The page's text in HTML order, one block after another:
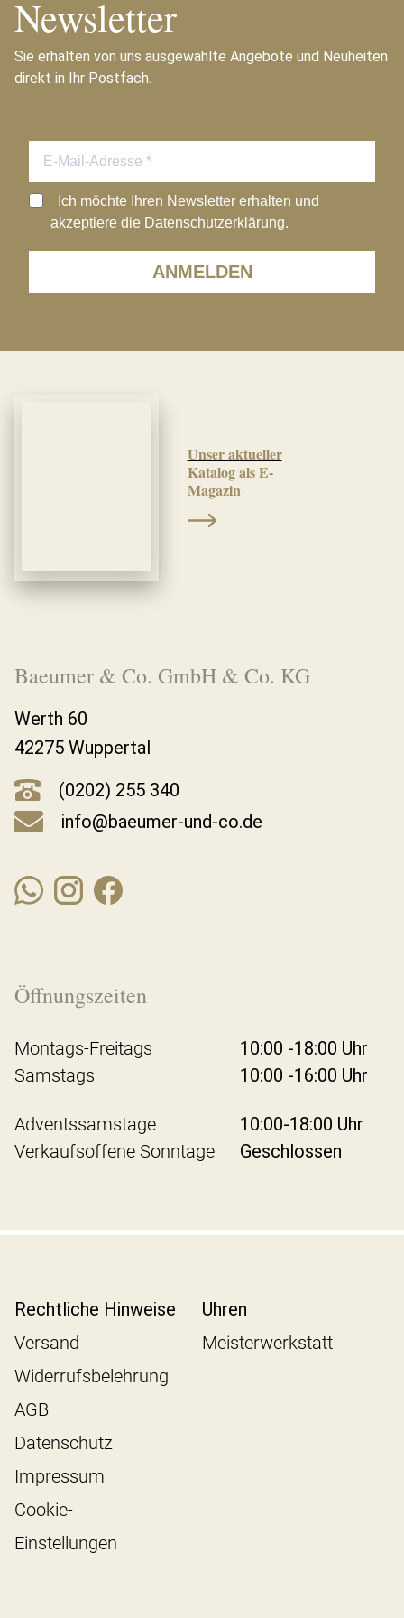
Newsletter
Sie erhalten von uns ausgewählte Angebote und Neuheiten
direkt in Ihr Postfach.
ANMELDEN
Ich möchte Ihren Newsletter erhalten und
akzeptiere die Datenschutzerklärung.
Unser aktueller
Katalog als E-
Magazin
Baeumer & Co. GmbH & Co. KG
Werth 60
42275 Wuppertal
(0202) 255 340
info@baeumer-und-co.de
Öffnungszeiten
Montags-Freitags
10:00 -18:00 Uhr
Samstags
10:00 -16:00 Uhr
Adventssamstage
10:00-18:00 Uhr
Verkaufsoffene Sonntage
Geschlossen
Rechtliche Hinweise
Versand
Widerrufsbelehrung
AGB
Datenschutz
Impressum
Cookie-
Einstellungen
Uhren
Meisterwerkstatt